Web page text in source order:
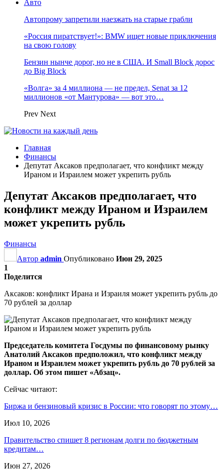
Авто
Автопрому запретили наезжать на старые грабли
«Россия пиратствует!»: BMW ищет новые приключения
на свою голову
Бензин нынче дорог, но не в США. И Small Block дорос
до Big Block
«Волга» за 4 миллиона — не предел, Senat за 12
миллионов «от Мантурова» — вот это…
Prev Next
Главная
Финансы
Депутат Аксаков предполагает, что конфликт между
Ираном и Израилем может укрепить рубль
Депутат Аксаков предполагает, что
конфликт между Ираном и Израилем
может укрепить рубль
Финансы
Автор admin Опубликовано Июн 29, 2025
1
Поделится
Аксаков: конфликт Ирана и Израиля может укрепить рубль до
70 рублей за доллар
Председатель комитета Госдумы по финансовому рынку
Анатолий Аксаков предположил, что конфликт между
Ираном и Израилем может укрепить рубль до 70 рублей за
доллар. Об этом пишет «Абзац».
Сейчас читают:
Биржа и бензиновый кризис в России: что говорят по этому…
Июл 10, 2026
Правительство спишет 8 регионам долги по бюджетным
кредитам…
Июн 27, 2026